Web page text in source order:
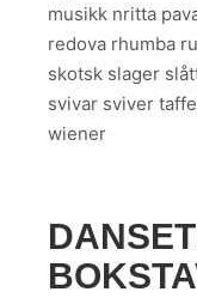
musikk nritta
redova rhumba
skotsk slager
svivar sviver
wiener